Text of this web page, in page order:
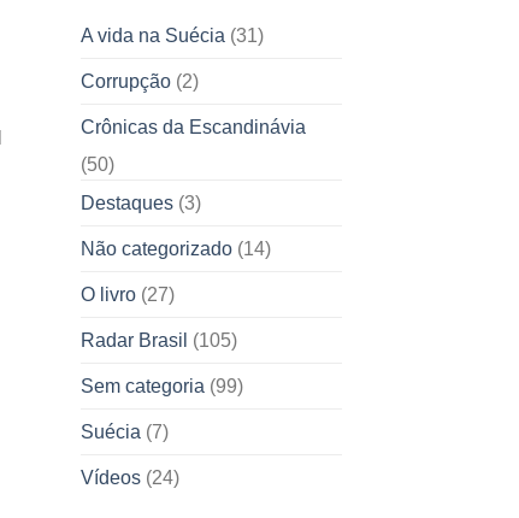
A vida na Suécia (31)
Corrupção(2)
Crônicas da Escandinávia
(50)
Destaques(3)
Não categorizado(14)
O livro(27)
Radar Brasil (105)
Sem categoria (99)
Suécia (7)
Vídeos(24)